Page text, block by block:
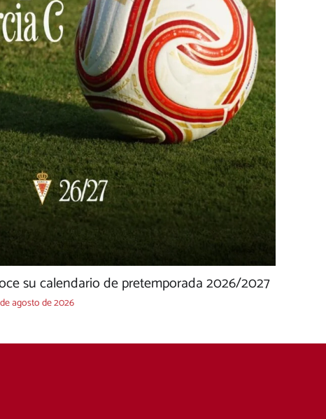
su calendario de pretemporada 2026/2027
agosto de 2026